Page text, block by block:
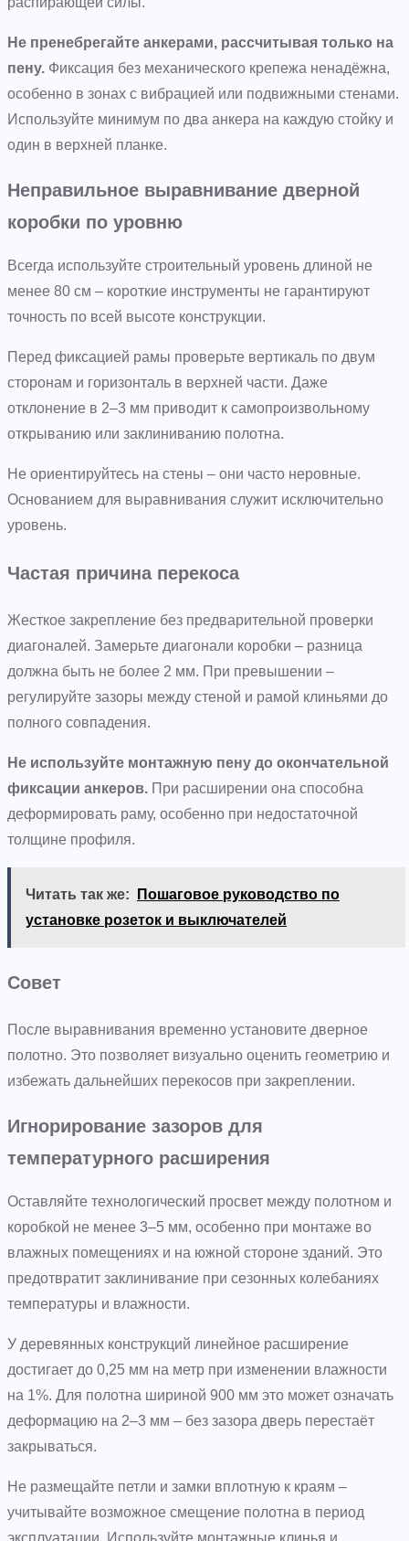
Не пренебрегайте анкерами, рассчитывая только на
пену. Фиксация без механического крепежа ненадёжна,
особенно в зонах с вибрацией или подвижными стенами.
Используйте минимум по два анкера на каждую стойку и
один в верхней планке.
Неправильное выравнивание дверной
коробки по уровню
Всегда используйте строительный уровень длиной не
менее 80 см – короткие инструменты не гарантируют
точность по всей высоте конструкции.
Перед фиксацией рамы проверьте вертикаль по двум
сторонам и горизонталь в верхней части. Даже
отклонение в 2–3 мм приводит к самопроизвольному
открыванию или заклиниванию полотна.
Не ориентируйтесь на стены – они часто неровные.
Основанием для выравнивания служит исключительно
уровень.
Частая причина перекоса
Жесткое закрепление без предварительной проверки
диагоналей. Замерьте диагонали коробки – разница
должна быть не более 2 мм. При превышении –
регулируйте зазоры между стеной и рамой клиньями до
полного совпадения.
Не используйте монтажную пену до окончательной
фиксации анкеров. При расширении она способна
деформировать раму, особенно при недостаточной
толщине профиля.
Читать так же:
Пошаговое руководство по
установке розеток и выключателей
Совет
После выравнивания временно установите дверное
полотно. Это позволяет визуально оценить геометрию и
избежать дальнейших перекосов при закреплении.
Игнорирование зазоров для
температурного расширения
Оставляйте технологический просвет между полотном и
коробкой не менее 3–5 мм, особенно при монтаже во
влажных помещениях и на южной стороне зданий. Это
предотвратит заклинивание при сезонных колебаниях
температуры и влажности.
У деревянных конструкций линейное расширение
достигает до 0,25 мм на метр при изменении влажности
на 1%. Для полотна шириной 900 мм это может означать
деформацию на 2–3 мм – без зазора дверь перестаёт
закрываться.
Не размещайте петли и замки вплотную к краям –
учитывайте возможное смещение полотна в период
эксплуатации. Используйте монтажные клинья и